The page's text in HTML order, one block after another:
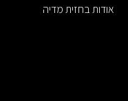
אודות בחזית מדיה